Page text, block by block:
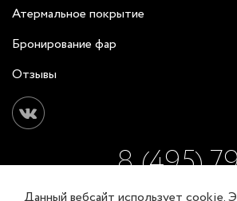
Атермальное покрытие
Бронирование фар
Отзывы
8 (495)